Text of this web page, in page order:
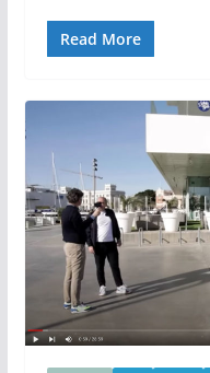
Read More